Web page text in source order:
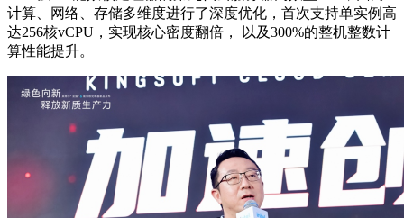
计算、网络、存储多维度进行了深度优化，首次支持单实例高
达256核vCPU，实现核心密度翻倍， 以及300%的整机整数计
算性能提升。